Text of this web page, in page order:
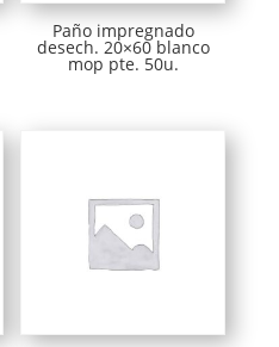
Paño impregnado
desech. 20×60 blanco
mop pte. 50u.